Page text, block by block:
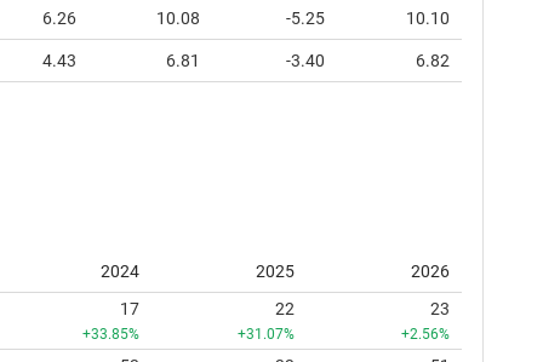
6.26 10.08 -5.25 10.10
4.43 6.81 -3.40 6.82
2024 2025
2026
17
+33.85%
22
+31.07%
23
+2.56%